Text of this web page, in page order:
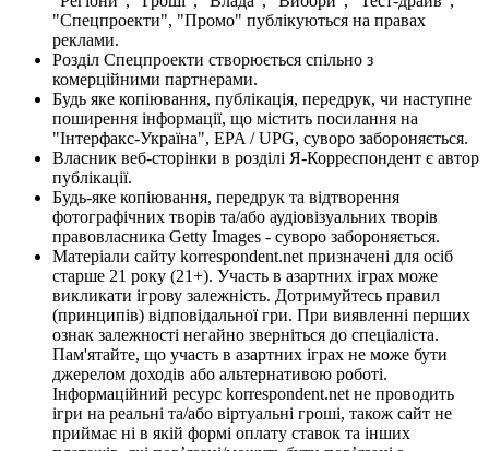
"Спецпроекти", "Промо" публікуються на правах
реклами.
Розділ Спецпроекти створюється спільно з
комерційними партнерами.
Будь яке копіювання, публікація, передрук, чи наступне
поширення інформації, що містить посилання на
"Інтерфакс-Україна", EPA / UPG, суворо забороняється.
Власник веб-сторінки в розділі Я-Корреспондент є автор
публікації.
Будь-яке копіювання, передрук та відтворення
фотографічних творів та/або аудіовізуальних творів
правовласника Getty Images - суворо забороняється.
Матеріали сайту korrespondent.net призначені для осіб
старше 21 року (21+). Участь в азартних іграх може
викликати ігрову залежність. Дотримуйтесь правил
(принципів) відповідальної гри. При виявленні перших
ознак залежності негайно зверніться до спеціаліста.
Пам'ятайте, що участь в азартних іграх не може бути
джерелом доходів або альтернативою роботі.
Інформаційний ресурс korrespondent.net не проводить
ігри на реальні та/або віртуальні гроші, також сайт не
приймає ні в якій формі оплату ставок та інших